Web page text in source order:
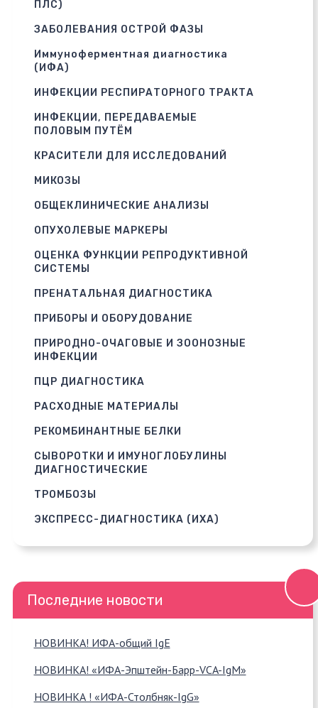
ПЛС)
ЗАБОЛЕВАНИЯ ОСТРОЙ ФАЗЫ
Иммуноферментная диагностика
(ИФА)
ИНФЕКЦИИ РЕСПИРАТОРНОГО ТРАКТА
ИНФЕКЦИИ, ПЕРЕДАВАЕМЫЕ
ПОЛОВЫМ ПУТЁМ
КРАСИТЕЛИ ДЛЯ ИССЛЕДОВАНИЙ
МИКОЗЫ
ОБЩЕКЛИНИЧЕСКИЕ АНАЛИЗЫ
ОПУХОЛЕВЫЕ МАРКЕРЫ
ОЦЕНКА ФУНКЦИИ РЕПРОДУКТИВНОЙ
СИСТЕМЫ
ПРЕНАТАЛЬНАЯ ДИАГНОСТИКА
ПРИБОРЫ И ОБОРУДОВАНИЕ
ПРИРОДНО-ОЧАГОВЫЕ И ЗООНОЗНЫЕ
ИНФЕКЦИИ
ПЦР ДИАГНОСТИКА
РАСХОДНЫЕ МАТЕРИАЛЫ
РЕКОМБИНАНТНЫЕ БЕЛКИ
СЫВОРОТКИ И ИМУНОГЛОБУЛИНЫ
ДИАГНОСТИЧЕСКИЕ
ТРОМБОЗЫ
ЭКСПРЕСС-ДИАГНОСТИКА (ИХА)
Последние новости
НОВИНКА! ИФА-общий IgE
НОВИНКА! «ИФА-Эпштейн-Барр-VCA-IgM»
НОВИНКА ! «ИФА-Столбняк-IgG»